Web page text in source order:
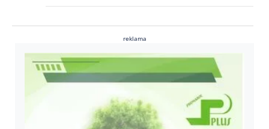
reklama